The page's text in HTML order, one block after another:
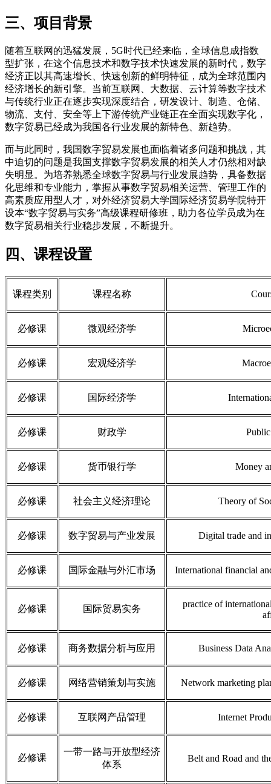
三、项目背景
随着互联网的迅猛发展，5G时代已经来临，全球信息成指数
型扩张，在这个信息技术和数字技术快速发展的新时代，数字
经济正以其高速增长、快速创新的鲜明特征，成为全球范围内
经济增长的新引擎。当前互联网、大数据、云计算等数字技术
与传统行业正在逐步实现深度结合，研发设计、制造、仓储、
物流、支付、安全等上下游传统产业链正在全面实现数字化，
数字贸易已经成为我国各行业发展的新特色、新趋势。
而与此同时，我国数字贸易发展也面临着诸多问题和挑战，其
中迫切的问题是我国支撑数字贸易发展的相关人才仍然相对缺
失明显。为培养熟悉全球数字贸易与行业发展趋势，具备数据
化思维和专业能力，掌握从事数字贸易相关运营、管理工作的
高素质应用型人才，对外经济贸易大学国际经济贸易学院特开
设本“数字贸易与实务”高级课程研修班，助力各位学员成为在
数字贸易相关行业稳步发展，不断提升。
四、课程设置
课程类别 课程名称
必修课 微观经济学
必修课 宏观经济学
必修课 国际经济学
必修课 财政学
必修课 货币银行学 Money
必修课 社会主义经济理论 Theory of
必修课 数字贸易与产业发展 Digital trade and
必修课 国际金融与外汇市场 International financial
必修课 国际贸易实务
practice of
必修课 商务数据分析与应用 Business Data
必修课 网络营销策划与实施 Network marketing
必修课 互联网产品管理 Internet
必修课
一带一路与开放型经济
体系
Belt and Road and